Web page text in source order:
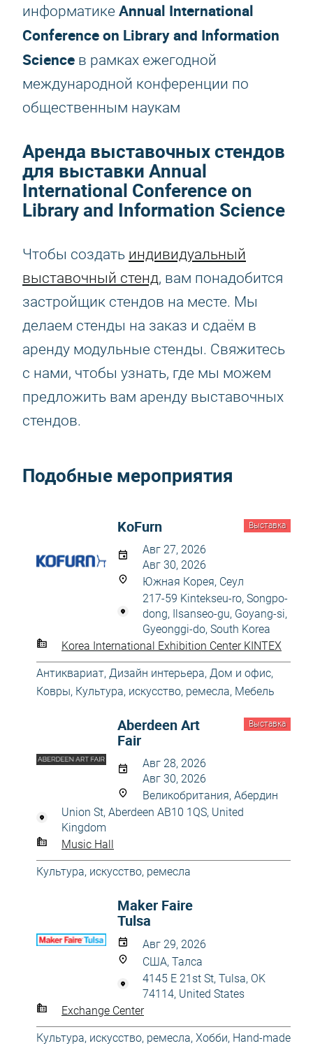
информатике Annual International
Conference on Library and Information
Science в рамках ежегодной
международной конференции по
общественным наукам
Аренда выставочных стендов
для выставки Annual
International Conference on
Library and Information Science
Чтобы создать индивидуальный
выставочный стенд, вам понадобится
застройщик стендов на месте. Мы
делаем стенды на заказ и сдаём в
аренду модульные стенды. Свяжитесь
с нами, чтобы узнать, где мы можем
предложить вам аренду выставочных
стендов.
Подобные мероприятия
Выставка
KoFurn
Авг 27, 2026
Авг 30, 2026
Южная Корея, Сеул
217-59 Kintekseu-ro, Songpo-
dong, Ilsanseo-gu, Goyang-si,
Gyeonggi-do, South Korea
Korea International Exhibition Center KINTEX
Антиквариат, Дизайн интерьера, Дом и офис,
Ковры, Культура, искусство, ремесла, Мебель
Выставка
Aberdeen Art
Fair
Авг 28, 2026
Авг 30, 2026
Великобритания, Абердин
Union St, Aberdeen AB10 1QS, United
Kingdom
Music Hall
Культура, искусство, ремесла
Maker Faire
Tulsa
Авг 29, 2026
США, Талса
4145 E 21st St, Tulsa, OK
74114, United States
Exchange Center
Культура, искусство, ремесла, Хобби, Hand-made